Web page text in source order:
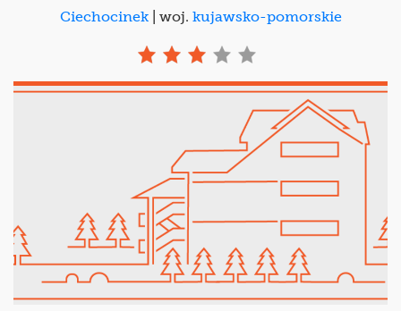
Ciechocinek| woj. kujawsko-pomorskie